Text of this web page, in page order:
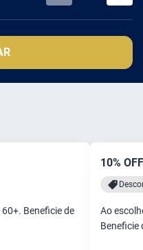
Beneficie de
10%
Ao
Beneficie